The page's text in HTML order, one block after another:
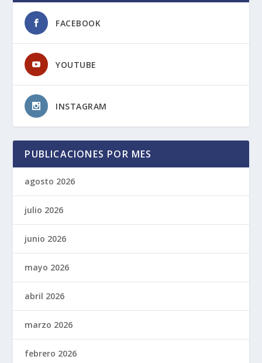
FACEBOOK
YOUTUBE
INSTAGRAM
PUBLICACIONES POR MES
agosto 2026
julio 2026
junio 2026
mayo 2026
abril 2026
marzo 2026
febrero 2026